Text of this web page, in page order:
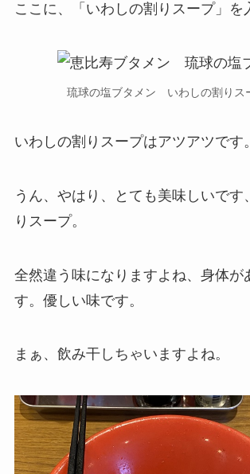
ここに、「いわしの割りスープ」を
琉球の塩ブタメン いわしの割りス
いわしの割りスープはアツアツです。
うん、やはり、とても美味しいです
りスープ。
全然違う味になりますよね、身体が
す。優しい味です。
まぁ、飲み干しちゃいますよね。